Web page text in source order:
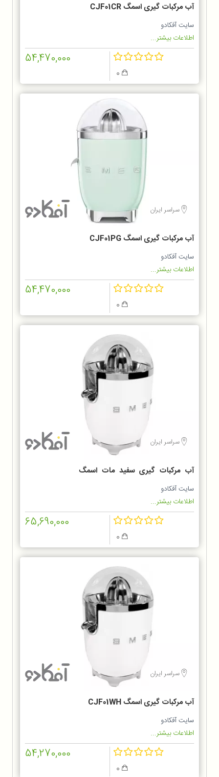
آب مرکبات گیری اسمگ CJF01CR
سایت آفکادو
اطلاعات بیشتر...
54,470,000
سراسر ایران
آب مرکبات گیری اسمگ CJF01PG
سایت آفکادو
اطلاعات بیشتر...
54,470,000
سراسر ایران
آب مرکبات گیری سفید مات اسمگ
CJF01WHMEU
سایت آفکادو
اطلاعات بیشتر...
65,690,000
سراسر ایران
آب مرکبات گیری اسمگ CJF01WH
سایت آفکادو
اطلاعات بیشتر...
54,270,000